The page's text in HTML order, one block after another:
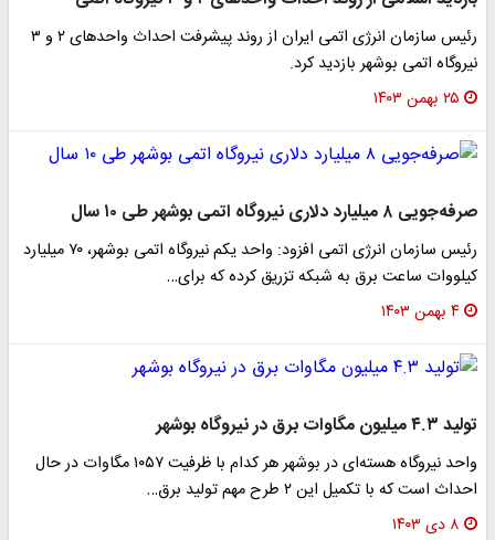
رئیس سازمان انرژی اتمی ایران از روند پیشرفت احداث واحد‌های ۲ و ۳
نیروگاه اتمی بوشهر بازدید کرد.
۲۵ بهمن ۱۴۰۳
صرفه‌جویی ۸ میلیارد دلاری نیروگاه اتمی بوشهر طی ۱۰ سال
رئیس سازمان انرژی اتمی افزود: واحد یکم نیروگاه اتمی بوشهر، ۷۰ میلیارد
کیلووات ساعت برق به شبکه تزریق کرده که برای…
۴ بهمن ۱۴۰۳
تولید ۴.۳ میلیون مگاوات برق در نیروگاه بوشهر
واحد نیروگاه هسته‌ای در بوشهر هر کدام با ظرفیت ۱۰۵۷ مگاوات در حال
احداث است که با تکمیل این ۲ طرح مهم تولید برق…
۸ دی ۱۴۰۳